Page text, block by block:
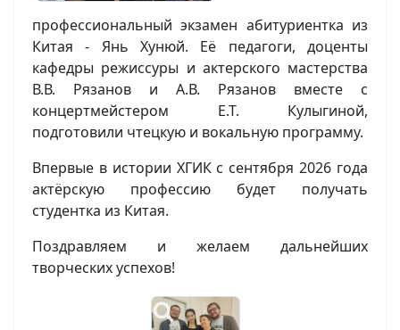
профессиональный экзамен абитуриентка из
Китая - Янь Хунюй. Её педагоги, доценты
кафедры режиссуры и актерского мастерства
В.В. Рязанов и А.В. Рязанов вместе с
концертмейстером Е.Т. Кулыгиной,
подготовили чтецкую и вокальную программу.
Впервые в истории ХГИК с сентября 2026 года
актёрскую профессию будет получать
студентка из Китая.
Поздравляем и желаем дальнейших
творческих успехов!